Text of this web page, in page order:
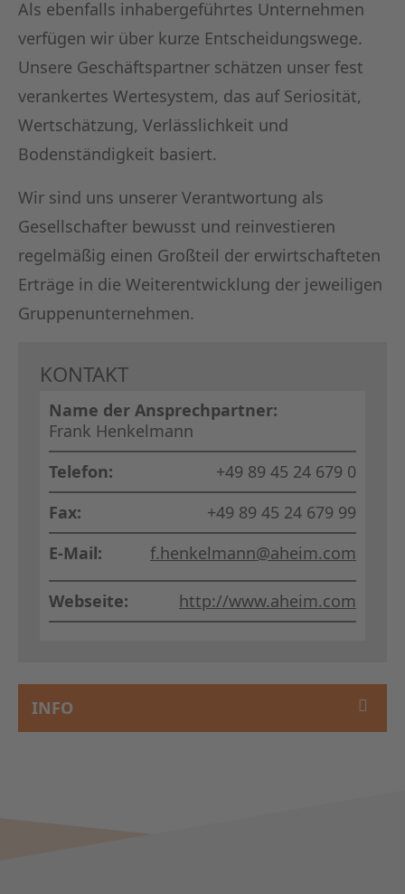
Als ebenfalls inhabergeführtes Unternehmen
verfügen wir über kurze Entscheidungswege.
Unsere Geschäftspartner schätzen unser fest
verankertes Wertesystem, das auf Seriosität,
Wertschätzung, Verlässlichkeit und
Bodenständigkeit basiert.
Wir sind uns unserer Verantwortung als
Gesellschafter bewusst und reinvestieren
regelmäßig einen Großteil der erwirtschafteten
Erträge in die Weiterentwicklung der jeweiligen
Gruppenunternehmen.
KONTAKT
Name der Ansprechpartner:
Frank Henkelmann
Telefon:
+49 89 45 24 679 0
Fax:
+49 89 45 24 679 99
E-Mail:
f.henkelmann@aheim.com
Webseite: http://www.aheim.com
INFO